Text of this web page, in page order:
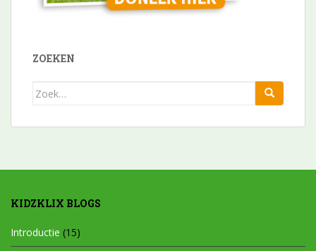
ZOEKEN
Zoek
KIDZKLIX BLOGS
Introductie (15)